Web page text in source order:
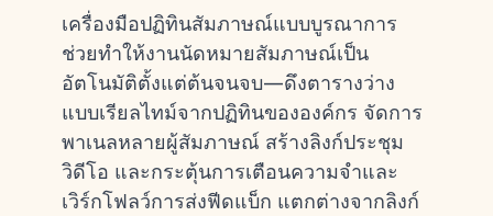
เครื่องมือปฏิทินสัมภาษณ์แบบบูรณาการ
ช่วยทำให้งานนัดหมายสัมภาษณ์เป็น
อัตโนมัติตั้งแต่ต้นจนจบ—ดึงตารางว่าง
แบบเรียลไทม์จากปฏิทินขององค์กร จัดการ
พาเนลหลายผู้สัมภาษณ์ สร้างลิงก์ประชุม
วิดีโอ และกระตุ้นการเตือนความจำและ
เวิร์กโฟลว์การส่งฟีดแบ็ก แตกต่างจากลิงก์